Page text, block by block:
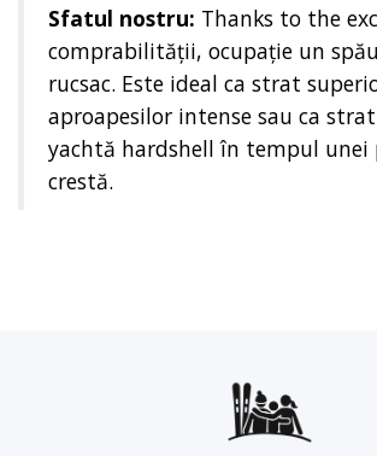
Sfatul nostru: Thanks to the
comprabilității, ocupație un
rucsac. Este ideal ca strat
aproapesilor intense sau ca
yachtă hardshell în tempul unei
crestă.